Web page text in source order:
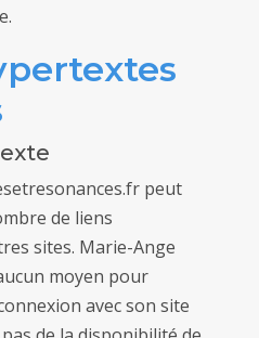
peut
de liens
sites. Marie-Ange
moyen pour
avec son site